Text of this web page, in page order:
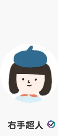
右手超人